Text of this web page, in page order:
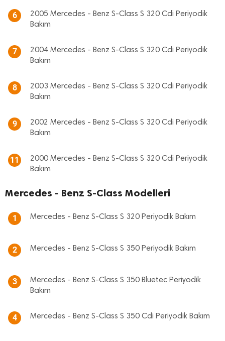
6
2005 Mercedes - Benz S-Class S 320 Cdi Periyodik
Bakım
7
2004 Mercedes - Benz S-Class S 320 Cdi Periyodik
Bakım
8
2003 Mercedes - Benz S-Class S 320 Cdi Periyodik
Bakım
9
2002 Mercedes - Benz S-Class S 320 Cdi Periyodik
Bakım
11
2000 Mercedes - Benz S-Class S 320 Cdi Periyodik
Bakım
Mercedes - Benz S-Class Modelleri
1 Mercedes - Benz S-Class S 320 Periyodik Bakım
2 Mercedes - Benz S-Class S 350 Periyodik Bakım
3
Mercedes - Benz S-Class S 350 Bluetec Periyodik
Bakım
4 Mercedes - Benz S-Class S 350 Cdi Periyodik Bakım